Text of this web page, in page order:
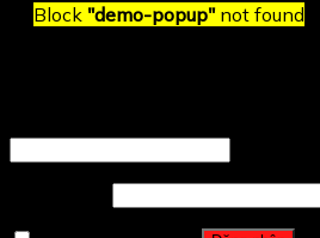
Block "demo-popup"not found